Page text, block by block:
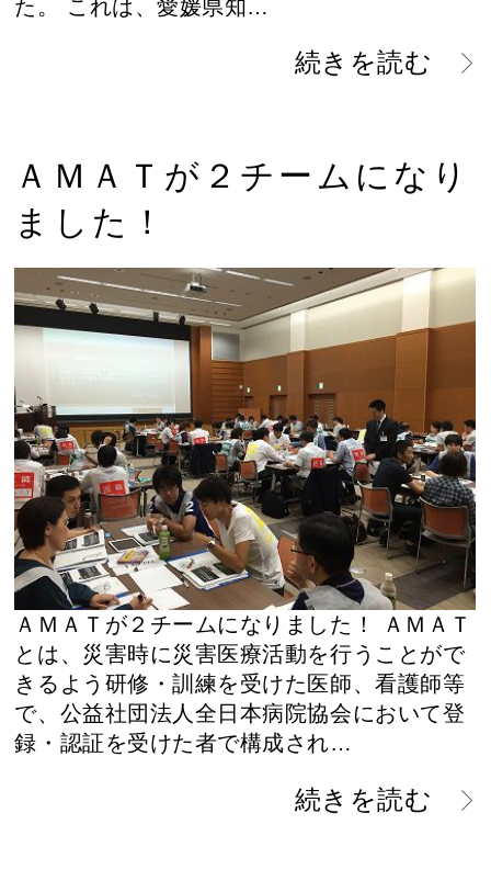
た。 これは、愛媛県知…
続きを読む
ＡＭＡＴが２チームになり
ました！
ＡＭＡＴが２チームになりました！ ＡＭＡＴ
とは、災害時に災害医療活動を行うことがで
きるよう研修・訓練を受けた医師、看護師等
で、公益社団法人全日本病院協会において登
録・認証を受けた者で構成され…
続きを読む